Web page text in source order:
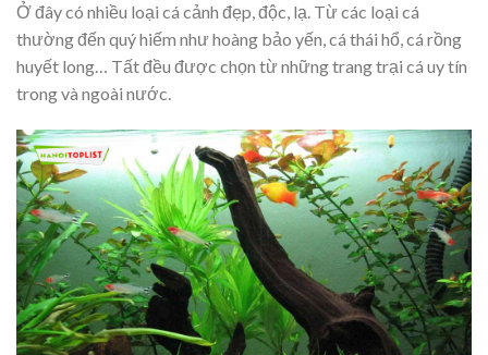
Ở đây có nhiều loại cá cảnh đẹp, độc, lạ. Từ các loại cá
thường đến quý hiếm như hoàng bảo yến, cá thái hổ, cá rồng
huyết long… Tất đều được chọn từ những trang trại cá uy tín
trong và ngoài nước.